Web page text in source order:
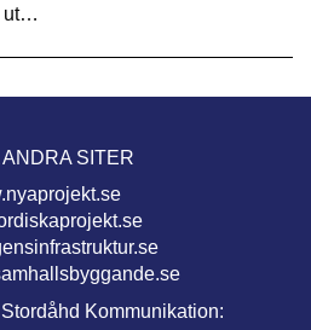
ut…
SITER
Kommunikation: